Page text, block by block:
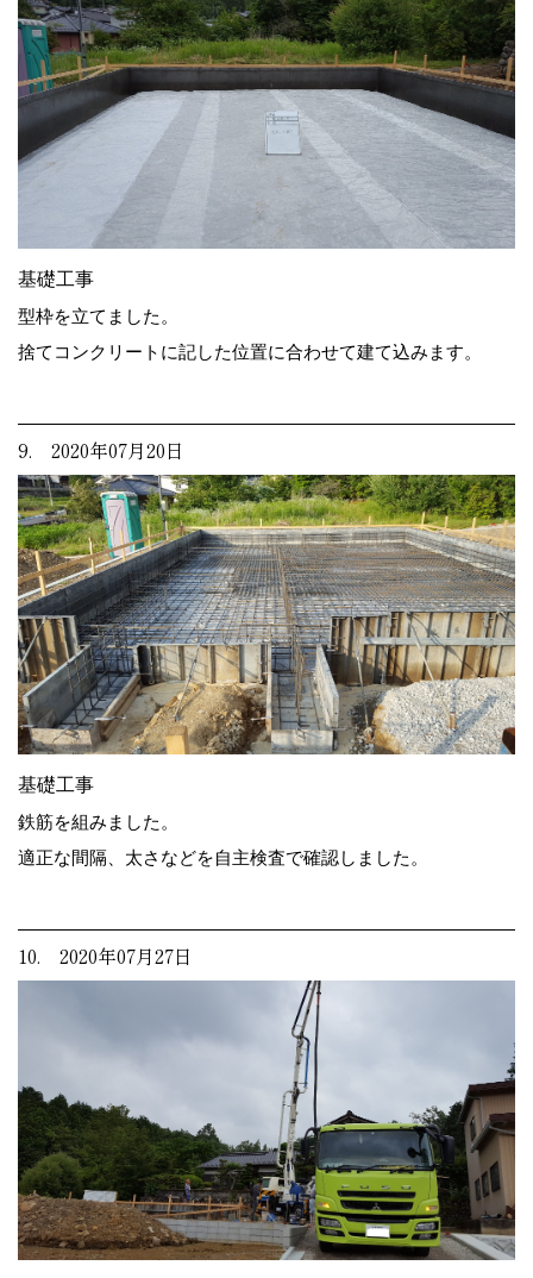
基礎工事
型枠を立てました。
捨てコンクリートに記した位置に合わせて建て込みます。
9. 2020年07月20日
基礎工事
鉄筋を組みました。
適正な間隔、太さなどを自主検査で確認しました。
10. 2020年07月27日